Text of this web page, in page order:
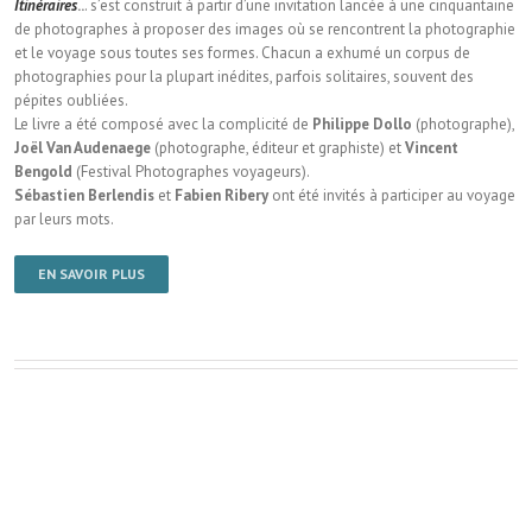
Itinéraires... s’est construit à partir d’une invitation lancée à une cinquantaine
de photographes à proposer des images où se rencontrent la photographie
et le voyage sous toutes ses formes. Chacun a exhumé un corpus de
photographies pour la plupart inédites, parfois solitaires, souvent des
pépites oubliées.
Le livre a été composé avec la complicité de Philippe Dollo (photographe),
Joël Van Audenaege (photographe, éditeur et graphiste) etVincent
Bengold (Festival Photographes voyageurs).
Sébastien Berlendis et Fabien Ribery ont été invités à participer au voyage
par leurs mots.
EN SAVOIR PLUS